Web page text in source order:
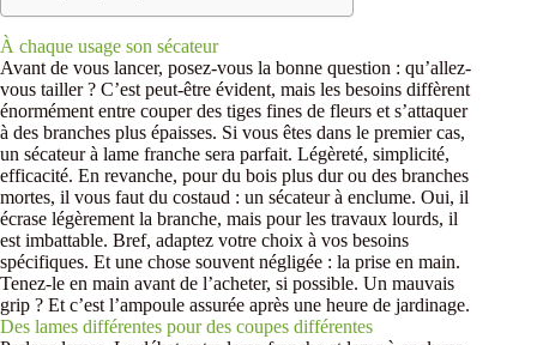
À chaque usage son sécateur
Avant de vous lancer, posez-vous la bonne question : qu’allez-
vous tailler ? C’est peut-être évident, mais les besoins diffèrent
énormément entre couper des tiges fines de fleurs et s’attaquer
à des branches plus épaisses. Si vous êtes dans le premier cas,
un sécateur à lame franche sera parfait. Légèreté, simplicité,
efficacité. En revanche, pour du bois plus dur ou des branches
mortes, il vous faut du costaud : un sécateur à enclume. Oui, il
écrase légèrement la branche, mais pour les travaux lourds, il
est imbattable. Bref, adaptez votre choix à vos besoins
spécifiques. Et une chose souvent négligée : la prise en main.
Tenez-le en main avant de l’acheter, si possible. Un mauvais
grip ? Et c’est l’ampoule assurée après une heure de jardinage.
Des lames différentes pour des coupes différentes